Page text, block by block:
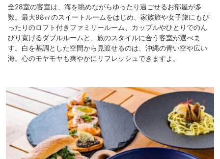
全28室の客室は、海を眺めながらゆったり過ごせるお部屋が多
数。最大98㎡のスイートルームをはじめ、家族旅や女子旅にもぴ
ったりのロフト付きファミリールーム、カップルやひとりでのん
びり寛げるダブルルームと、旅のスタイルに合う客室が選べま
す。白を基調とした空間から見渡せるのは、沖縄の青い空や広い
海。心のモヤモヤも爽やかにリフレッシュできますよ。